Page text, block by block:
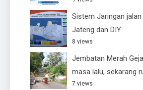
Sistem Jaringan
Jateng dan DIY
8 views
Jembatan Merah
masa lalu, sekarang
7 views